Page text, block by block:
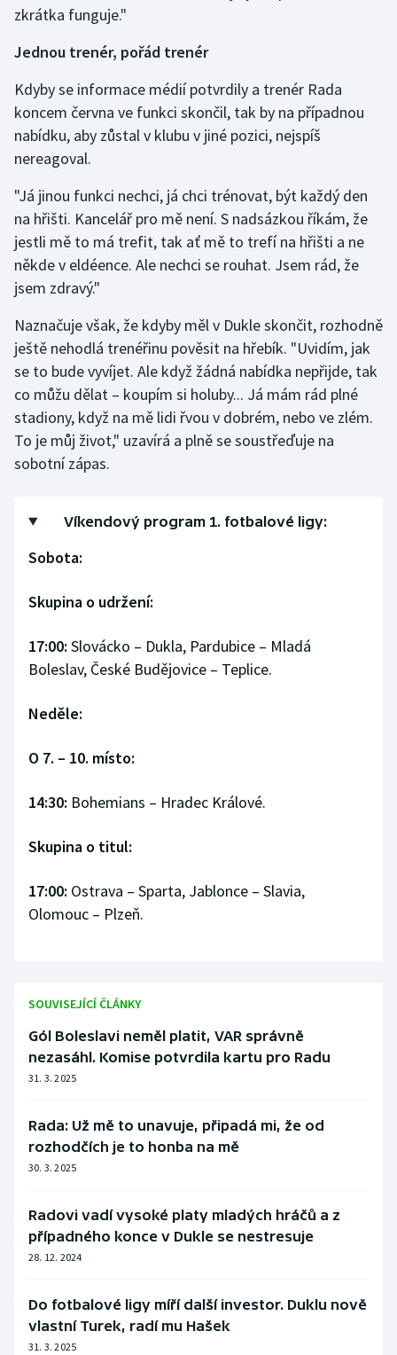
zkrátka funguje."
Jednou trenér, pořád trenér
Kdyby se informace médií potvrdily a trenér Rada
koncem června ve funkci skončil, tak by na případnou
nabídku, aby zůstal v klubu v jiné pozici, nejspíš
nereagoval.
"Já jinou funkci nechci, já chci trénovat, být každý den
na hřišti. Kancelář pro mě není. S nadsázkou říkám, že
jestli mě to má trefit, tak ať mě to trefí na hřišti a ne
někde v eldéence. Ale nechci se rouhat. Jsem rád, že
jsem zdravý."
Naznačuje však, že kdyby měl v Dukle skončit, rozhodně
ještě nehodlá trenéřinu pověsit na hřebík. "Uvidím, jak
se to bude vyvíjet. Ale když žádná nabídka nepřijde, tak
co můžu dělat – koupím si holuby... Já mám rád plné
stadiony, když na mě lidi řvou v dobrém, nebo ve zlém.
To je můj život," uzavírá a plně se soustřeďuje na
sobotní zápas.
Víkendový program 1. fotbalové ligy:
Sobota:
Skupina o udržení:
17:00: Slovácko – Dukla, Pardubice – Mladá
Boleslav, České Budějovice – Teplice.
Neděle:
O 7. – 10. místo:
14:30: Bohemians – Hradec Králové.
Skupina o titul:
17:00: Ostrava – Sparta, Jablonce – Slavia,
Olomouc – Plzeň.
SOUVISEJÍCÍ ČLÁNKY
Gól Boleslavi neměl platit, VAR správně
nezasáhl. Komise potvrdila kartu pro Radu
31. 3. 2025
Rada: Už mě to unavuje, připadá mi, že od
rozhodčích je to honba na mě
30. 3. 2025
Radovi vadí vysoké platy mladých hráčů a z
případného konce v Dukle se nestresuje
28. 12. 2024
Do fotbalové ligy míří další investor. Duklu nově
vlastní Turek, radí mu Hašek
31. 3. 2025